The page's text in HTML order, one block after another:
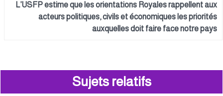
L’USFP estime que les orientations Royales rappellent aux
acteurs politiques, civils et économiques les priorités
auxquelles doit faire face notre pays
Sujets relatifs